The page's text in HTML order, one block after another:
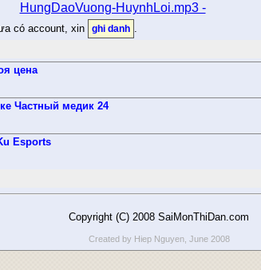
HungDaoVuong-HuynhLoi.mp3 -
có account, xin ghi danh .
цена
Частный медик 24
Esports
Copyright (C) 2008 SaiMonThiDan.com
Created by Hiep Nguyen, June 2008